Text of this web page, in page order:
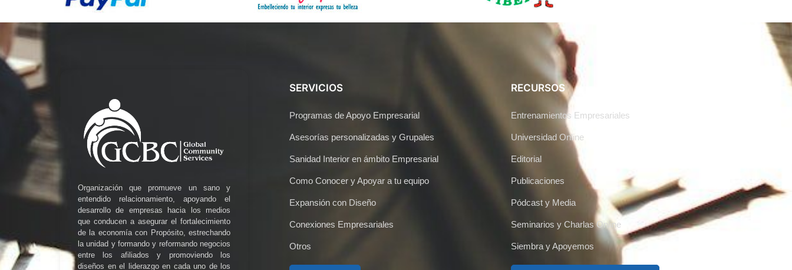
Organización que promueve un sano y
entendido relacionamiento, apoyando el
desarrollo de empresas hacia los medios
que conducen a asegurar el fortalecimiento
de la economía con Propósito, estrechando
la unidad y formando y reformando negocios
entre los afiliados y promoviendo los
diseños en el liderazgo en cada uno de los
SERVICIOS
Programas de Apoyo Empresarial
Asesorías personalizadas y Grupales
Sanidad Interior en ámbito Empresarial
Como Conocer y Apoyar a tu equipo
Expansión con Diseño
Conexiones Empresariales
Otros
RECURSOS
Entrenamientos Empresariales
Universidad Online
Editorial
Publicaciones
Pódcast y Media
Seminarios y Charlas Online
Siembra y Apoyemos